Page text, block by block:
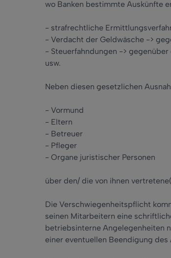
wo Banken bestimmte Auskünfte
- strafrechtliche
- Verdacht der Geldwäsche ->
- Steuerfahndungen -> gegenüber
usw.
Neben diesen gesetzlichen
- Vormund
- Eltern
- Betreuer
- Pfleger
- Organe juristischer Personen
über den/ die von ihnen
Die Verschwiegenheitspflicht
seinen Mitarbeitern eine
betriebsinterne Angelegenheiten
einer eventuellen Beendigung